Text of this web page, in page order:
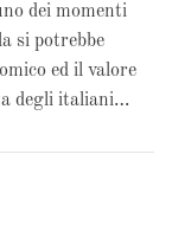
dei momenti
si potrebbe
ed il valore
degli italiani…